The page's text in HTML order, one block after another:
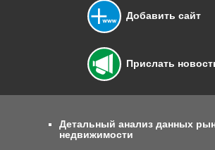
Добавить сайт
Прислать
Детальный анализ данных
недвижимости